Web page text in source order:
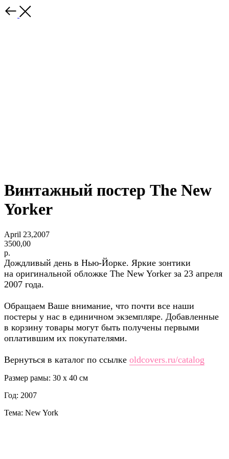
Винтажный постер The New
Yorker
April 23,2007
3500,00
р.
Дождливый день в Нью-Йорке. Яркие зонтики
на оригинальной обложке The New Yorker за 23 апреля
2007 года.
Обращаем Ваше внимание, что почти все наши
постеры у нас в единичном экземпляре. Добавленные
в корзину товары могут быть получены первыми
оплатившим их покупателями.
Вернуться в каталог по ссылке oldcovers.ru/catalog
Размер рамы: 30 x 40 см
Год: 2007
Тема: New York